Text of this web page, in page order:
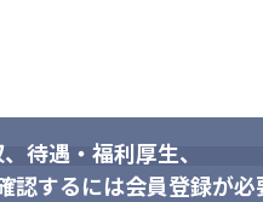
待遇・福利厚生、
認するには会員登録が必